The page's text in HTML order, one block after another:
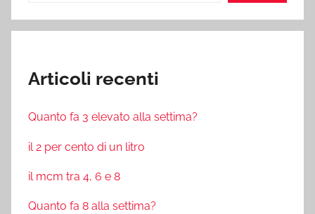
Articoli recenti
Quanto fa 3 elevato alla settima?
il 2 per cento di un litro
il mcm tra 4, 6 e 8
Quanto fa 8 alla settima?